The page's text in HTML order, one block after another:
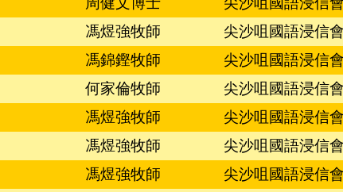
馮煜強牧師 尖沙咀國語浸信會
馮錦鏗牧師 尖沙咀國語浸信會
何家倫牧師 尖沙咀國語浸信會
馮煜強牧師 尖沙咀國語浸信會
馮煜強牧師 尖沙咀國語浸信會
馮煜強牧師 尖沙咀國語浸信會